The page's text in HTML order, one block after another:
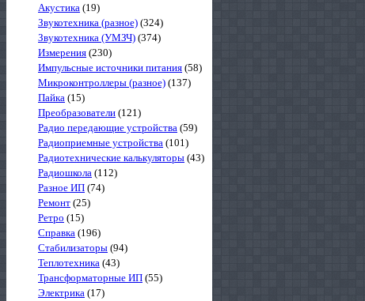
Акустика (19)
Звукотехника (разное) (324)
Звукотехника (УМЗЧ) (374)
Измерения (230)
Импульсные источники питания (58)
Микроконтроллеры (разное) (137)
Пайка (15)
Преобразователи (121)
Радио передающие устройства (59)
Радиоприемные устройства (101)
Радиотехнические калькуляторы (43)
Радиошкола (112)
Разное ИП (74)
Ремонт (25)
Ретро (15)
Справка (196)
Стабилизаторы (94)
Теплотехника (43)
Трансформаторные ИП (55)
Электрика (17)